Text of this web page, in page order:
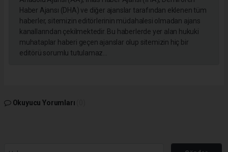
Haber Ajansı (DHA) ve diğer ajanslar tarafından eklenen tüm
haberler, sitemizin editörlerinin müdahalesi olmadan ajans
kanallarından çekilmektedir. Bu haberlerde yer alan hukuki
muhataplar haberi geçen ajanslar olup sitemizin hiç bir
editörü sorumlu tutulamaz...
Okuyucu Yorumları